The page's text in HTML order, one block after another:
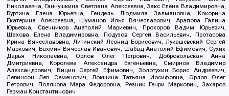
Николаевна, Ганнушкина Светлана Алексеевна, Закс Елена Владимировна,
Буртина Елена Юрьевна, Гендель Людмила Залмановна, Кокорина
Екатерина Алексеевна, Шуманов Илья Вячеславович, Арапова Галина
Юрьевна, Свечников Анатолий Мариевич, Прохоров Вадим Юрьевич,
Шахова Елена Владимировна, Подузов Сергей Васильевич, Протасова
Ирина Вячеславовна, Литинский Леонид Борисович, Лукашевский Сергей
Маркович, Бахмин Вячеслав Иванович, Шабад Анатолий Ефимович, Сухих
Дарья Николаевна, Орлов Олег Петрович, Добровольская Анна
Дмитриевна, Королева Александра Евгеньевна, Смирнов Владимир
Александрович, Вицин Сергей Ефимович, Золотухин Борис Андреевич,
Левинсон Лев Семенович, Локшина Татьяна Иосифовна, Орлов Олег
Петрович, Полякова Мара Федоровна, Резник Генри Маркович, Захаров
Герман Константинович